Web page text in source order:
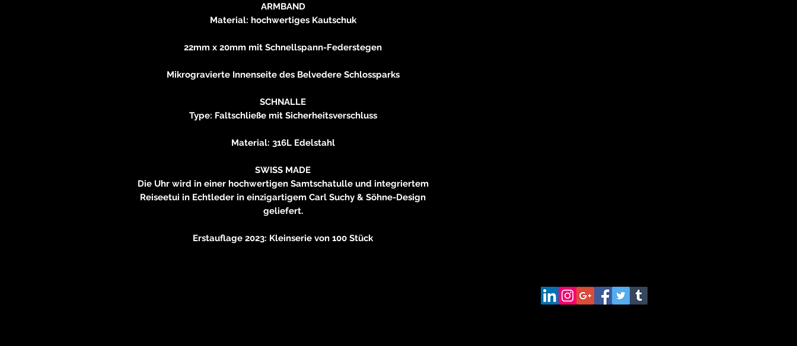
ARMBAND
Material: hochwertiges Kautschuk
22mm x 20mm mit Schnellspann-Federstegen
Mikrogravierte Innenseite des Belvedere Schlossparks
SCHNALLE
Type: Faltschließe mit Sicherheitsverschluss
Material: 316L Edelstahl
SWISS MADE
Die Uhr wird in einer hochwertigen Samtschatulle und integriertem
Reiseetui in Echtleder in einzigartigem Carl Suchy & Söhne-Design
geliefert.
Erstauflage 2023: Kleinserie von 100 Stück